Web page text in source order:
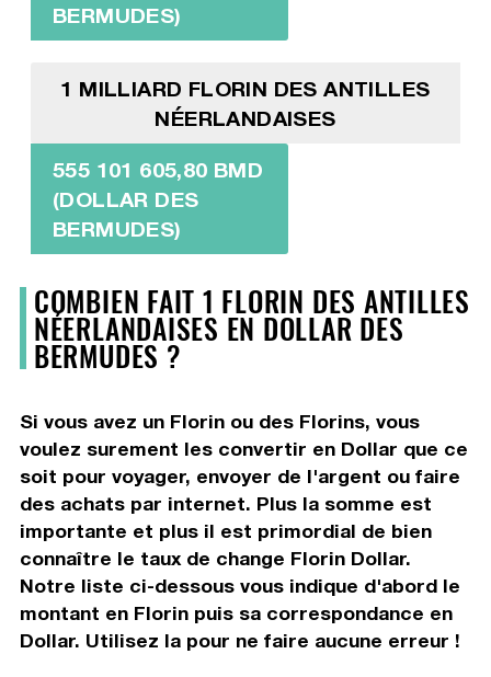
BERMUDES)
1 MILLIARD FLORIN DES ANTILLES
NÉERLANDAISES
555 101 605,80 BMD
(DOLLAR DES
BERMUDES)
COMBIEN FAIT 1 FLORIN DES ANTILLES
NÉERLANDAISES EN DOLLAR DES
BERMUDES ?
Si vous avez un Florin ou des Florins, vous
voulez surement les convertir en Dollar que ce
soit pour voyager, envoyer de l'argent ou faire
des achats par internet. Plus la somme est
importante et plus il est primordial de bien
connaître le taux de change Florin Dollar.
Notre liste ci-dessous vous indique d'abord le
montant en Florin puis sa correspondance en
Dollar. Utilisez la pour ne faire aucune erreur !